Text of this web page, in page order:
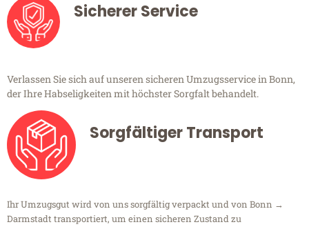
Sicherer Service
Verlassen Sie sich auf unseren sicheren Umzugsservice in Bonn,
der Ihre Habseligkeiten mit höchster Sorgfalt behandelt.
Sorgfältiger Transport
Ihr Umzugsgut wird von uns sorgfältig verpackt und von Bonn →
Darmstadt transportiert, um einen sicheren Zustand zu